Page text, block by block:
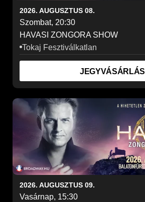
HAVASI ZONGORA SHOW
Tokaj Fesztiválkatlan
2026. AUGUSZTUS 08.
Szombat, 20:30
JEGYVÁSÁRLÁS
2026. AUGUSZTUS 09.
Vasárnap, 15:30